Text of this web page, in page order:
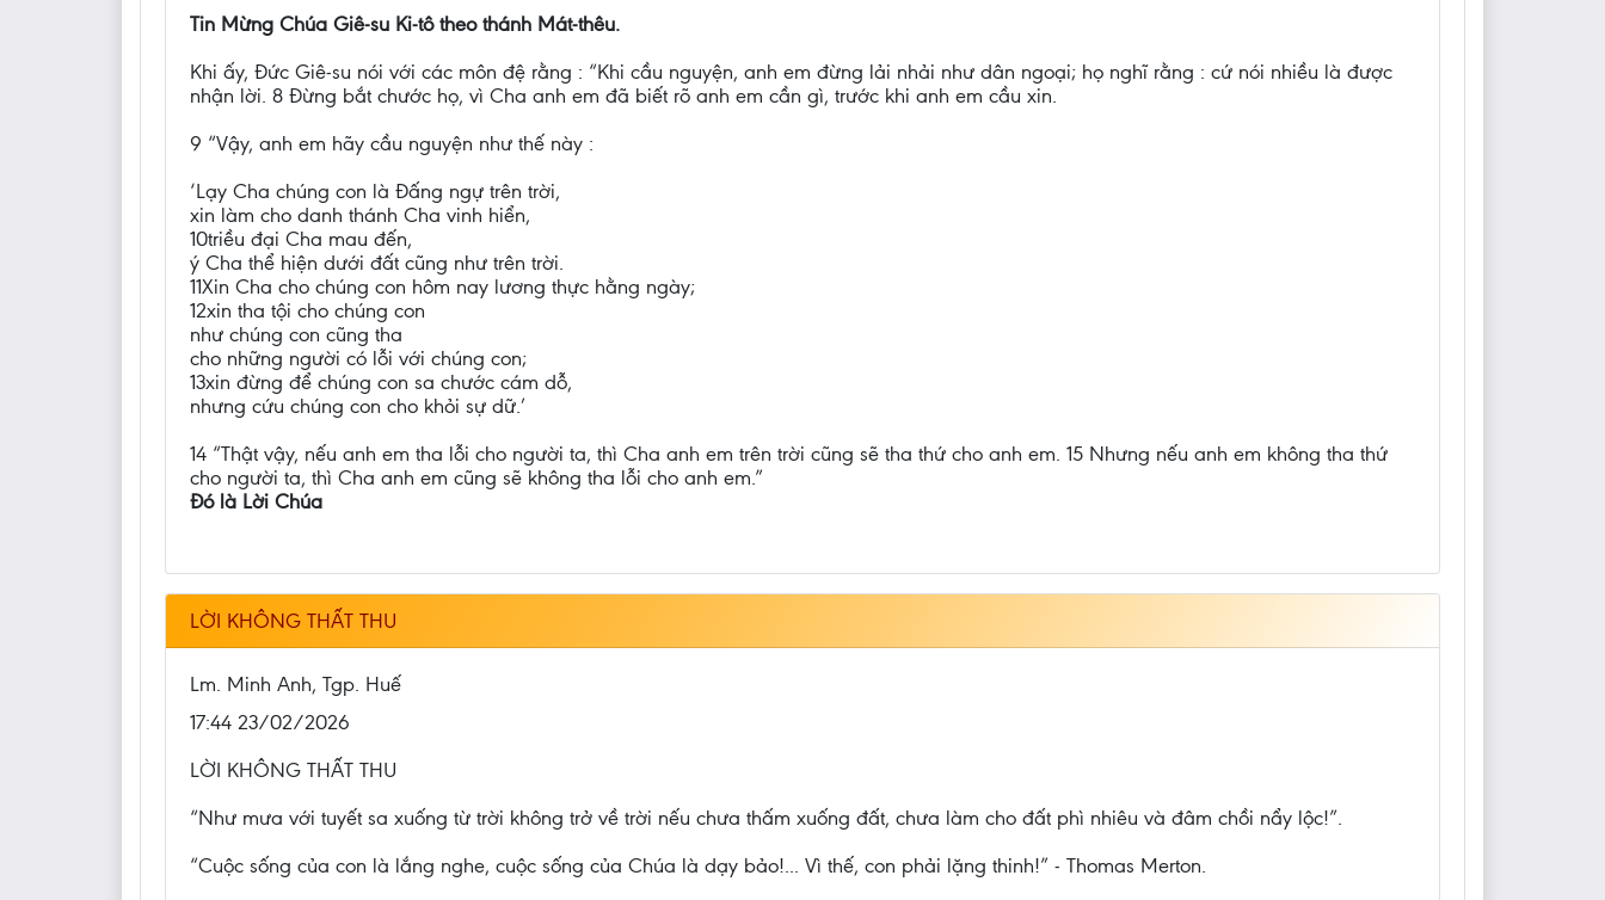
Tin Mừng Chúa Giê-su Ki-tô theo thánh Mát-thêu.
Khi ấy, Đức Giê-su nói với các môn đệ rằng : “Khi cầu nguyện, anh em đừng lải nhải như dân ngoại; họ nghĩ rằng : cứ nói nhiều là được
nhận lời. 8 Đừng bắt chước họ, vì Cha anh em đã biết rõ anh em cần gì, trước khi anh em cầu xin.
9 “Vậy, anh em hãy cầu nguyện như thế này :
‘Lạy Cha chúng con là Đấng ngự trên trời,
xin làm cho danh thánh Cha vinh hiển,
10triều đại Cha mau đến,
ý Cha thể hiện dưới đất cũng như trên trời.
11Xin Cha cho chúng con hôm nay lương thực hằng ngày;
12xin tha tội cho chúng con
như chúng con cũng tha
cho những người có lỗi với chúng con;
13xin đừng để chúng con sa chước cám dỗ,
nhưng cứu chúng con cho khỏi sự dữ.’
14 “Thật vậy, nếu anh em tha lỗi cho người ta, thì Cha anh em trên trời cũng sẽ tha thứ cho anh em. 15 Nhưng nếu anh em không tha thứ
cho người ta, thì Cha anh em cũng sẽ không tha lỗi cho anh em.”
Đó là Lời Chúa
LỜI KHÔNG THẤT THU
Lm. Minh Anh, Tgp. Huế
17:44 23/02/2026
LỜI KHÔNG THẤT THU
“Như mưa với tuyết sa xuống từ trời không trở về trời nếu chưa thấm xuống đất, chưa làm cho đất phì nhiêu và đâm chồi nẩy lộc!”.
“Cuộc sống của con là lắng nghe, cuộc sống của Chúa là dạy bảo!... Vì thế, con phải lặng thinh!” - Thomas Merton.